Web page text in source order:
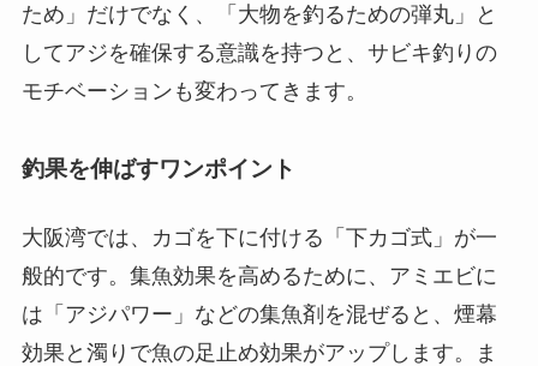
ため」だけでなく、「大物を釣るための弾丸」と
してアジを確保する意識を持つと、サビキ釣りの
モチベーションも変わってきます。
釣果を伸ばすワンポイント
大阪湾では、カゴを下に付ける「下カゴ式」が一
般的です。集魚効果を高めるために、アミエビに
は「アジパワー」などの集魚剤を混ぜると、煙幕
効果と濁りで魚の足止め効果がアップします。ま